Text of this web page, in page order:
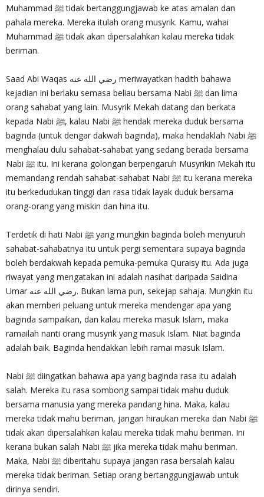
Muhammad ﷺ tidak bertanggungjawab ke atas amalan dan
pahala mereka. Mereka itulah orang musyrik. Kamu, wahai
Muhammad ﷺ tidak akan dipersalahkan kalau mereka tidak
beriman.
Saad Abi Waqas رضي الله عنه meriwayatkan hadith bahawa
kejadian ini berlaku semasa beliau bersama Nabi ﷺ dan lima
orang sahabat yang lain. Musyrik Mekah datang dan berkata
kepada Nabi ﷺ, kalau Nabi ﷺ hendak mereka duduk bersama
baginda (untuk dengar dakwah baginda), maka hendaklah Nabi ﷺ
menghalau dulu sahabat-sahabat yang sedang berada bersama
Nabi ﷺ itu. Ini kerana golongan berpengaruh Musyrikin Mekah itu
memandang rendah sahabat-sahabat Nabi ﷺ itu kerana mereka
itu berkedudukan tinggi dan rasa tidak layak duduk bersama
orang-orang yang miskin dan hina itu.
Terdetik di hati Nabi ﷺ yang mungkin baginda boleh menyuruh
sahabat-sahabatnya itu untuk pergi sementara supaya baginda
boleh berdakwah kepada pemuka-pemuka Quraisy itu. Ada juga
riwayat yang mengatakan ini adalah nasihat daripada Saidina
Umar رضي الله عنه. Bukan lama pun, sekejap sahaja. Mungkin itu
akan memberi peluang untuk mereka mendengar apa yang
baginda sampaikan, dan kalau mereka masuk Islam, maka
ramailah nanti orang musyrik yang masuk Islam. Niat baginda
adalah baik. Baginda hendakkan lebih ramai masuk Islam.
Nabi ﷺ diingatkan bahawa apa yang baginda rasa itu adalah
salah. Mereka itu rasa sombong sampai tidak mahu duduk
bersama manusia yang mereka pandang hina. Maka, kalau
mereka tidak mahu beriman, jangan hiraukan mereka dan Nabi ﷺ
tidak akan dipersalahkan kalau mereka tidak mahu beriman. Ini
kerana bukan salah Nabi ﷺ jika mereka tidak mahu beriman.
Maka, Nabi ﷺ diberitahu supaya jangan rasa bersalah kalau
mereka tidak beriman. Setiap orang bertanggungjawab untuk
dirinya sendiri.